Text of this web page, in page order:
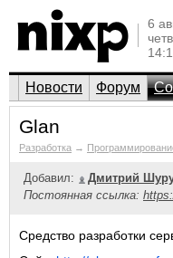
6
Новости Форум
Glan
Разработка →
Добавил:
Дмитрий
Постоянная ссылка:
Средство разработки